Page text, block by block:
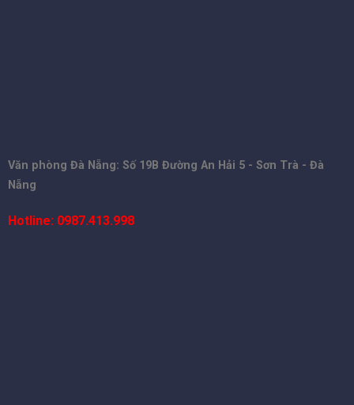
Văn phòng Đà Nẵng: Số 19B Đường An Hải 5 - Sơn Trà - Đà
Nẵng
Hotline: 0987.413.998